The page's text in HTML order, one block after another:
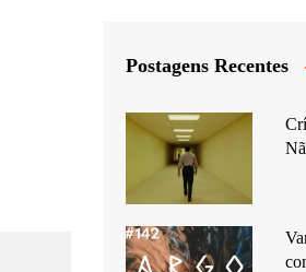
Postagens Recentes